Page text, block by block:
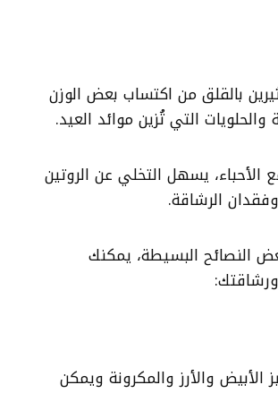
بالقلق من اكتساب بعض الوزن
التي تُزين موائد العيد.
يسهل التخلي عن الروتين
الرشاقة.
النصائح البسيطة، يمكنك
الأبيض والأرز والمكرونة ويمكن